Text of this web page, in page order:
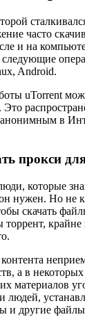
часто
и на
следующие
Android.
uTorrent
Это
анонимным в
прокси
которые
он нужен. Но не
скачать
крайне
а в
материалов
людей,
другие файлы